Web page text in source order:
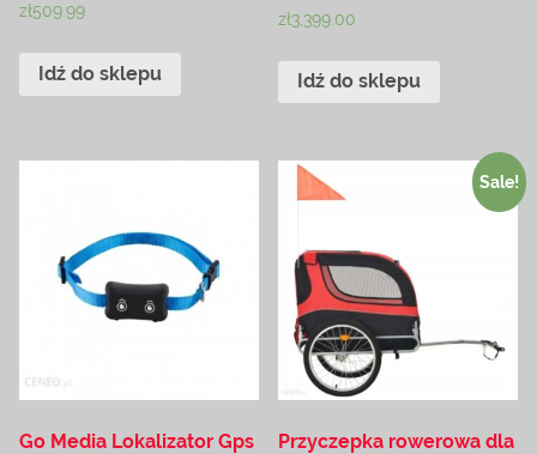
zł509.99
Idź do sklepu
zł3,399.00
Idź do sklepu
Go Media Lokalizator Gps
Sale!
Przyczepka rowerowa dla